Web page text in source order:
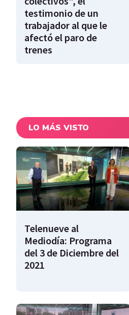
testimonio de un
trabajador al que le
afectó el paro de
trenes
LO MÁS VISTO
Telenueve al
Mediodía: Programa
del 3 de Diciembre del
2021